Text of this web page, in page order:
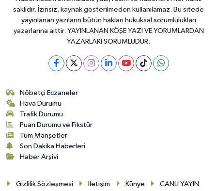
saklıdır. İzinsiz, kaynak gösterilmeden kullanılamaz. Bu sitede
yayınlanan yazıların bütün hakları hukuksal sorumlulukları
yazarlarına aittir. YAYINLANAN KÖŞE YAZI VE YORUMLARDAN
YAZARLARI SORUMLUDUR.
Nöbetçi Eczaneler
Hava Durumu
Trafik Durumu
Puan Durumu ve Fikstür
Tüm Manşetler
Son Dakika Haberleri
Haber Arşivi
Gizlilik Sözleşmesi İletişim Künye CANLI YAYIN